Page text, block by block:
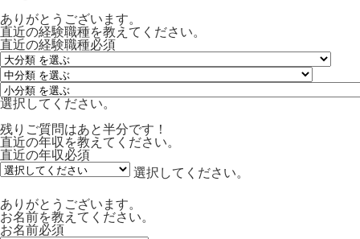
ありがとうございます。
直近の経験職種を教えてください。
直近の経験職種必須
選択してください。
残りご質問はあと半分です！
直近の年収を教えてください。
直近の年収必須
選択してください。
ありがとうございます。
お名前を教えてください。
お名前必須